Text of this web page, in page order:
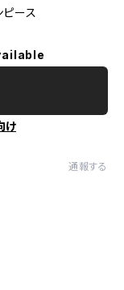
ース
け
通報する